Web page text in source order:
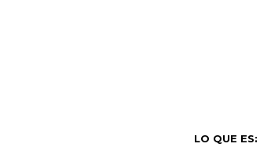
LO QUE ES: